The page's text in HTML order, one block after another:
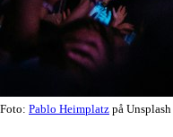
Foto: Pablo Heimplatz på Unsplash